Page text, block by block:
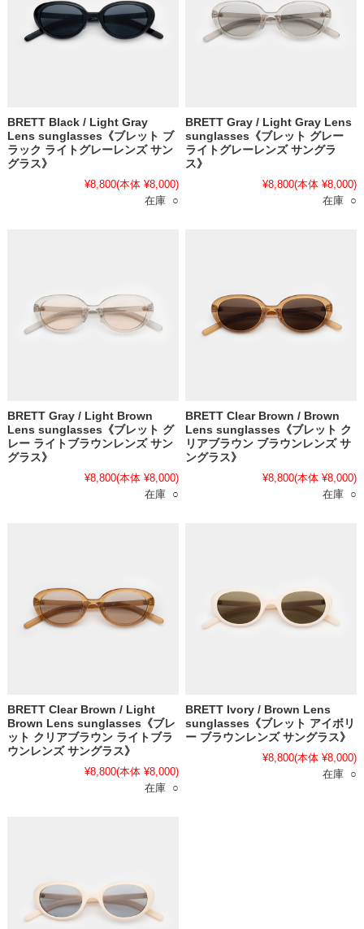
BRETT Black / Light Gray
Lens sunglasses《ブレット ブ
ラック ライトグレーレンズ サン
グラス》
¥8,800(本体 ¥8,000)
在庫 ○
BRETT Gray / Light Gray Lens
sunglasses《ブレット グレー
ライトグレーレンズ サングラ
ス》
¥8,800(本体 ¥8,000)
在庫 ○
BRETT Gray / Light Brown
Lens sunglasses《ブレット グ
レー ライトブラウンレンズ サン
グラス》
¥8,800(本体 ¥8,000)
在庫 ○
BRETT Clear Brown / Brown
Lens sunglasses《ブレット ク
リアブラウン ブラウンレンズ サ
ングラス》
¥8,800(本体 ¥8,000)
在庫 ○
BRETT Clear Brown / Light
Brown Lens sunglasses《ブレ
ット クリアブラウン ライトブラ
ウンレンズ サングラス》
¥8,800(本体 ¥8,000)
在庫 ○
BRETT Ivory / Brown Lens
sunglasses《ブレット アイボリ
ー ブラウンレンズ サングラス》
¥8,800(本体 ¥8,000)
在庫 ○